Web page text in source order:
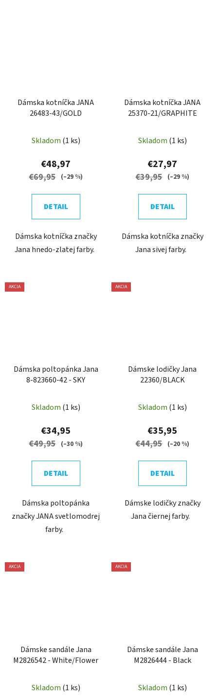
Dámska kotníčka JANA
26483-43/GOLD
Skladom (1 ks)
€48,97
€69,95 (–29 %)
DETAIL
Dámska kotníčka značky
Jana hnedo-zlatej farby.
Dámska kotníčka JANA
25370-21/GRAPHITE
Skladom (1 ks)
€27,97
€39,95 (–29 %)
DETAIL
Dámska kotníčka značky
Jana sivej farby.
AKCIA
Dámska poltopánka Jana
8-823660-42 - SKY
Skladom (1 ks)
€34,95
€49,95 (–30 %)
DETAIL
Dámska poltopánka
značky JANA svetlomodrej
farby.
AKCIA
Dámske lodičky Jana
22360/BLACK
Skladom (1 ks)
€35,95
€44,95 (–20 %)
DETAIL
Dámske lodičky značky
Jana čiernej farby.
AKCIA
Dámske sandále Jana
M2826542 - White/Flower
Skladom (1 ks)
AKCIA
Dámske sandále Jana
M2826444 - Black
Skladom (1 ks)